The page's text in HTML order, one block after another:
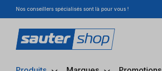
au contenu principal
Passer à la recherche
Passer à la navigation principale
Nos conseillers spécialisés sont là pour vous !